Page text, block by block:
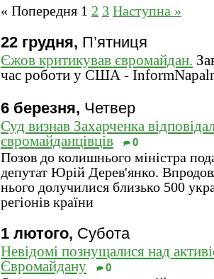
« Попередня 1 2 3 Наступна »
22 грудня, П’ятниця
Єжов критикував євромайдан.
час роботи у США -
6 березня, Четвер
Суд визнав Захарченка
євромайданцівців
0
Позов до колишнього міністра
депутат Юрій Дерев'янко.
нього долучилися близько 500
регіонів країни
1 лютого, Субота
Невідомі познущалися над
Євромайдану
0